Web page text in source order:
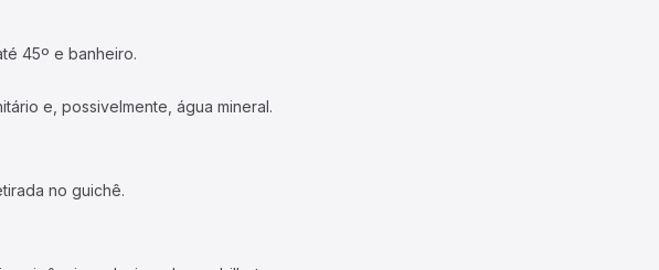
45º e banheiro.
e, possivelmente, água mineral.
no guichê.